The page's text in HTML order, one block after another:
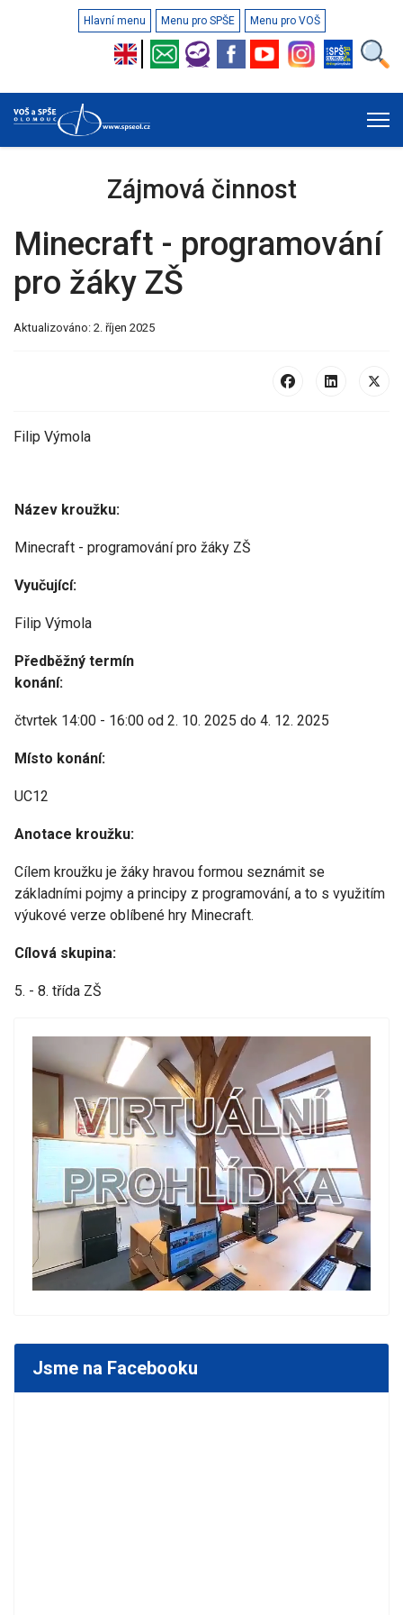
Hlavní menu Menu pro SPŠE Menu pro VOŠ
Zájmová činnost
Minecraft - programování
pro žáky ZŠ
Aktualizováno: 2. říjen 2025
Filip Výmola
Název kroužku:
Minecraft - programování pro žáky ZŠ
Vyučující:
Filip Výmola
Předběžný termín
konání:
čtvrtek 14:00 - 16:00 od 2. 10. 2025 do 4. 12. 2025
Místo konání:
UC12
Anotace kroužku:
Cílem kroužku je žáky hravou formou seznámit se
základními pojmy a principy z programování, a to s využitím
výukové verze oblíbené hry Minecraft.
Cílová skupina:
5. - 8. třída ZŠ
Jsme na Facebooku